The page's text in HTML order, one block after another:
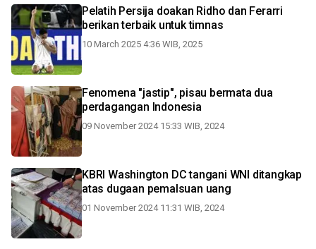
Pelatih Persija doakan Ridho dan Ferarri
berikan terbaik untuk timnas
10 March 2025 4:36 WIB, 2025
Fenomena "jastip", pisau bermata dua
perdagangan Indonesia
09 November 2024 15:33 WIB, 2024
KBRI Washington DC tangani WNI ditangkap
atas dugaan pemalsuan uang
01 November 2024 11:31 WIB, 2024